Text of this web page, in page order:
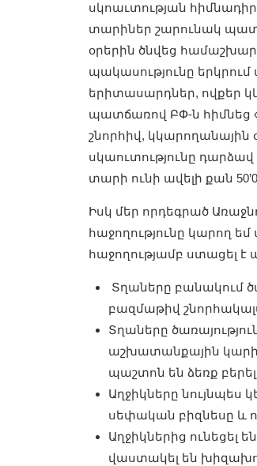
սկոաւտության հիմնադիր
տարիներ շարունակ
օրերին ծնվեց
պակասությունը
երիտասարդներ, ովքեր
պատճառով ԲՓ-ն հիմնեց
շնորհիվ, կկարողանային
սկաուտությունը
տարի ունի ավելի քան
Իսկ մեր որդեգրած
հաջողությունը կարող
հաջողությամբ ստացել է
Տղաները բանակում
բազմաթիվ
Տղաները
աշխատանքային
պաշտոն են ձեռք
Աղջիկները նույնպես
սեփական բիզնեսը և
Աղջիկներից ունեցել
վաստակել են